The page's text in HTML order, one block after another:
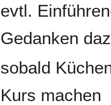
evtl.
Gedanken
sobald
Kurs machen